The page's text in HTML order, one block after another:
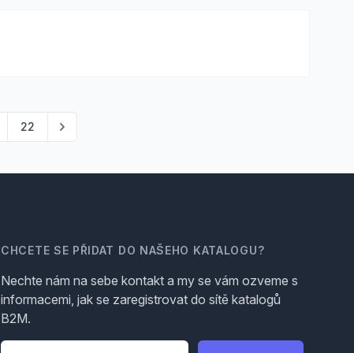
22
CHCETE SE PŘIDAT DO NAŠEHO KATALOGU?
Nechte nám na sebe kontakt a my se vám ozveme s
informacemi, jak se zaregistrovat do sítě katalogů
B2M.
Telefon